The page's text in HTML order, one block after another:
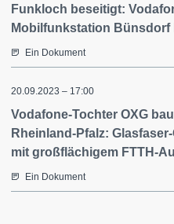
Funkloch beseitigt:
Mobilfunkstation Bünsdorf
Ein Dokument
20.09.2023 – 17:00
Vodafone-Tochter OXG
Rheinland-Pfalz:
mit großflächigem FTTH-
Ein Dokument